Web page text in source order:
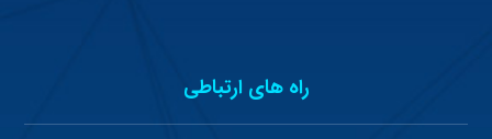
راه های ارتباطی